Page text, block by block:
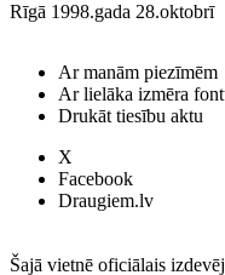
Rīgā 1998.gada 28.oktobrī
Ar manām piezīmēm
Ar lielāka izmēra
Drukāt tiesību aktu
X
Facebook
Draugiem.lv
Šajā vietnē oficiālais